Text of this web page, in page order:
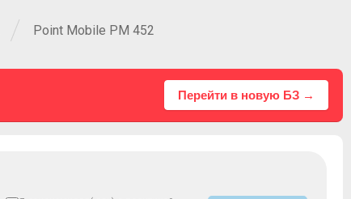
Point Mobile PM 452
Перейти в новую БЗ →